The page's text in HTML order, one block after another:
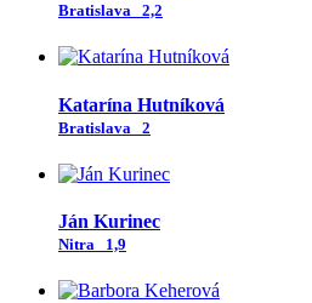
Bratislava 2,2
Katarína Hutníková
Bratislava 2
Ján Kurinec
Nitra 1,9